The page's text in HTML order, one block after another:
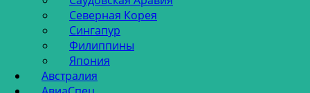
Северная Корея
Сингапур
Филиппины
Япония
Австралия